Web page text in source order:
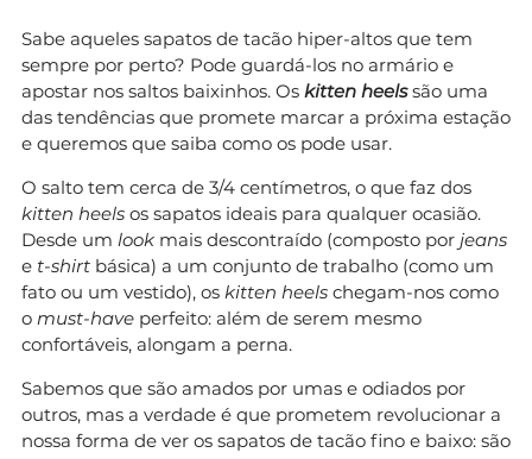
Sabe aqueles sapatos de tacão hiper-altos que tem
sempre por perto? Pode guardá-los no armário e
apostar nos saltos baixinhos. Os kitten heelssão uma
das tendências que promete marcar a próxima estação
e queremos que saiba como os pode usar.
O salto tem cerca de 3/4 centímetros, o que faz dos
kitten heels os sapatos ideais para qualquer ocasião.
Desde um look mais descontraído (composto por jeans
e t-shirt básica) a um conjunto de trabalho (como um
fato ou um vestido), os kitten heels chegam-nos como
o must-have perfeito: além de serem mesmo
confortáveis, alongam a perna.
Sabemos que são amados por umas e odiados por
outros, mas a verdade é que prometem revolucionar a
nossa forma de ver os sapatos de tacão fino e baixo: são